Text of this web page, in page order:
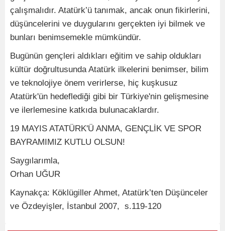
çalışmalıdır. Atatürk’ü tanımak, ancak onun fikirlerini,
düşüncelerini ve duygularını gerçekten iyi bilmek ve
bunları benimsemekle mümkündür.
Bugünün gençleri aldıkları eğitim ve sahip oldukları
kültür doğrultusunda Atatürk ilkelerini benimser, bilim
ve teknolojiye önem verirlerse, hiç kuşkusuz
Atatürk'ün hedeflediği gibi bir Türkiye'nin gelişmesine
ve ilerlemesine katkıda bulunacaklardır.
19 MAYIS ATATÜRK'Ü ANMA, GENÇLİK VE SPOR
BAYRAMIMIZ KUTLU OLSUN!
Saygılarımla,
Orhan UĞUR
Kaynakça: Köklügiller Ahmet, Atatürk’ten Düşünceler
ve Özdeyişler, İstanbul 2007, s.119-120